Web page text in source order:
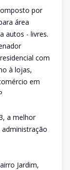
por
área
autos - livres.
com
à lojas,
em
a melhor
Jardim,